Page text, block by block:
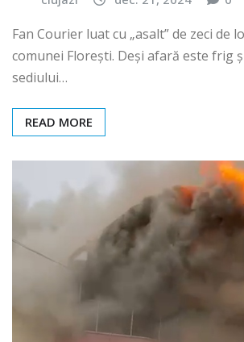
Fan Courier luat cu „asalt” de zeci de
comunei Florești. Deși afară este frig
sediului…
READ MORE